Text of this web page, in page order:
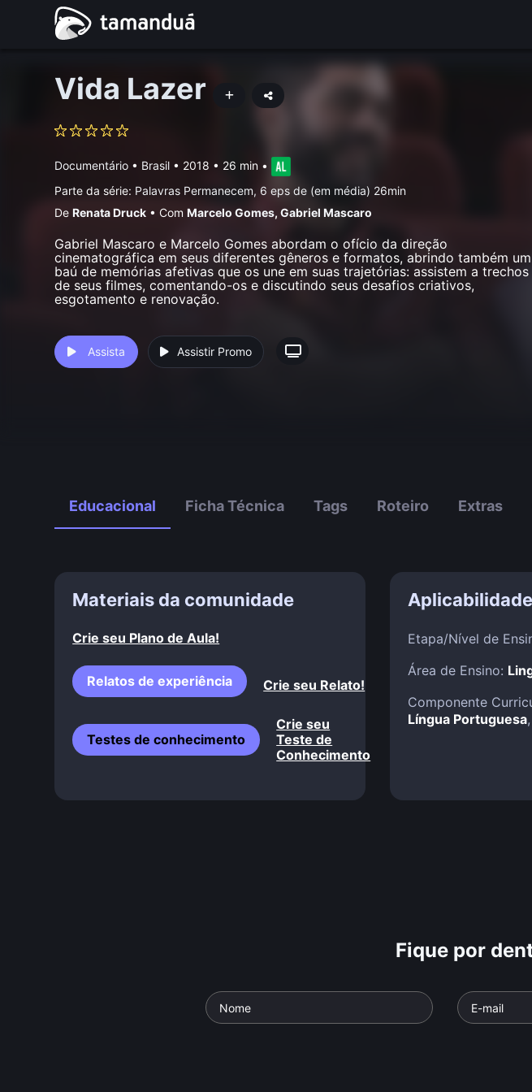
Vida Lazer
Documentário • Brasil • 2018 • 26 min •
Parte da série: Palavras Permanecem, 6 eps de (em média) 26min
DeRenata Druck • ComMarcelo Gomes,Gabriel Mascaro
Gabriel Mascaro e Marcelo Gomes abordam o ofício da direção
cinematográfica em seus diferentes gêneros e formatos, abrindo também um
baú de memórias afetivas que os une em suas trajetórias: assistem a trechos
de seus filmes, comentando-os e discutindo seus desafios criativos,
esgotamento e renovação.
Assista Assistir Promo
Educacional Ficha Técnica Tags Roteiro Extras
Materiais da comunidade
Crie seu Plano de Aula!
Relatos de experiência Crie seu Relato!
Testes de conhecimento
Crie seu
Teste de
Conhecimento
Etapa/Nível de
Área de Ensino:
Componente
Língua Portuguesa,
Fique por